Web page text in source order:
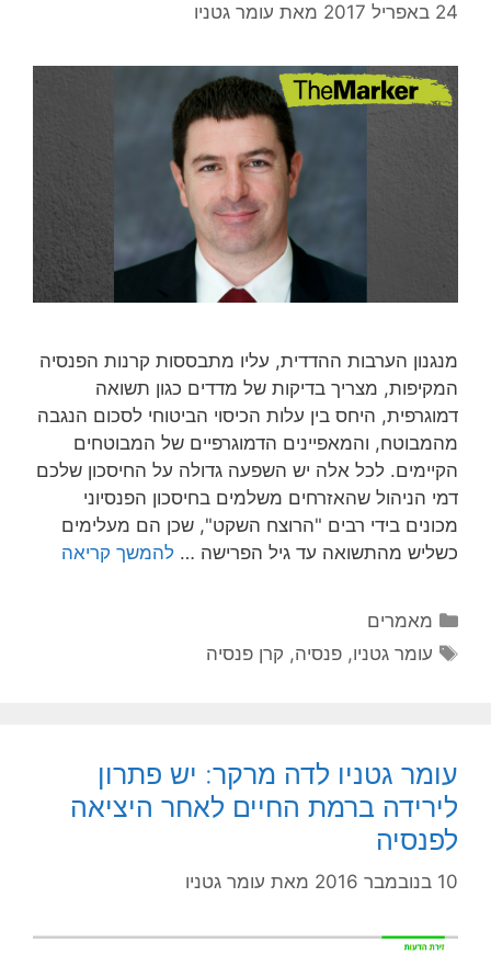
24 באפריל 2017 מאת עומר גטניו
מנגנון הערבות ההדדית, עליו מתבססות קרנות הפנסיה
המקיפות, מצריך בדיקות של מדדים כגון תשואה
דמוגרפית, היחס בין עלות הכיסוי הביטוחי לסכום הנגבה
מהמבוטח, והמאפיינים הדמוגרפיים של המבוטחים
הקיימים. לכל אלה יש השפעה גדולה על החיסכון שלכם
דמי הניהול שהאזרחים משלמים בחיסכון הפנסיוני
מכונים בידי רבים "הרוצח השקט", שכן הם מעלימים
כשליש מהתשואה עד גיל הפרישה … להמשך קריאה
מאמרים
עומר גטניו,פנסיה, קרן פנסיה
עומר גטניו לדה מרקר: יש פתרון
לירידה ברמת החיים לאחר היציאה
לפנסיה
10 בנובמבר 2016 מאת עומר גטניו